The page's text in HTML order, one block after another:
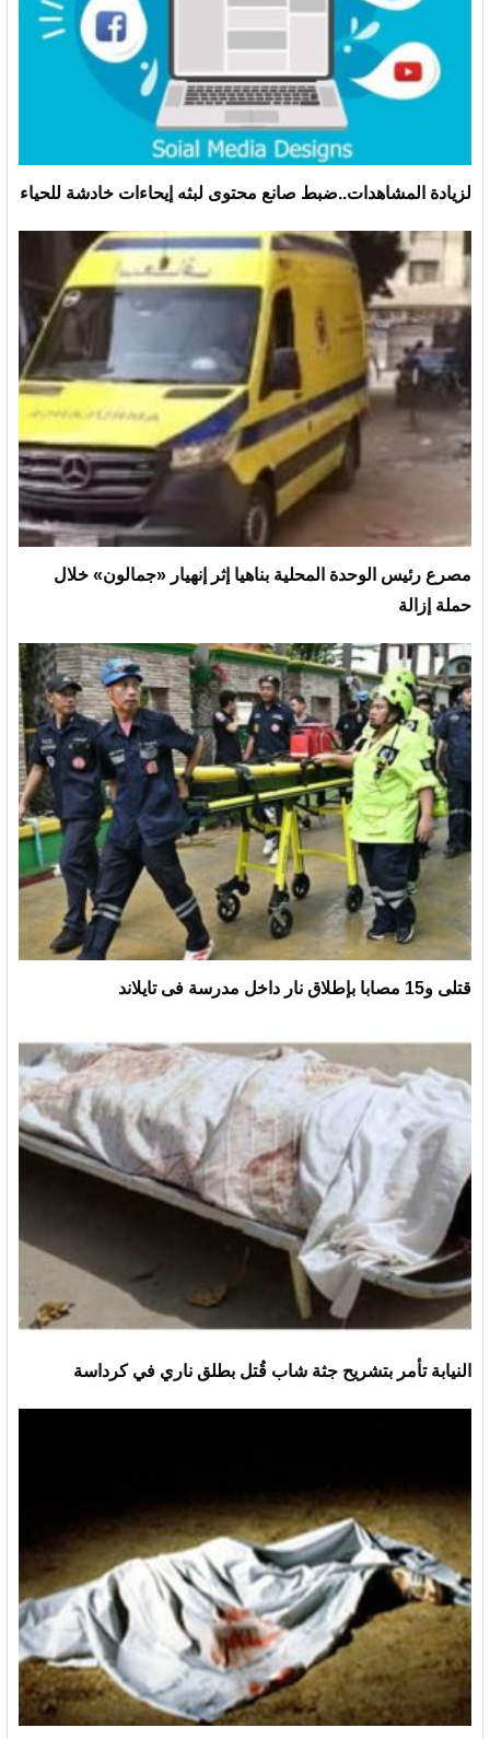
لزيادة المشاهدات..ضبط صانع محتوى لبثه إيحاءات خادشة للحياء
مصرع رئيس الوحدة المحلية بناهيا إثر إنهيار «جمالون» خلال
حملة إزالة
قتلى و15 مصابا بإطلاق نار داخل مدرسة فى تايلاند
النيابة تأمر بتشريح جثة شاب قُتل بطلق ناري في كرداسة